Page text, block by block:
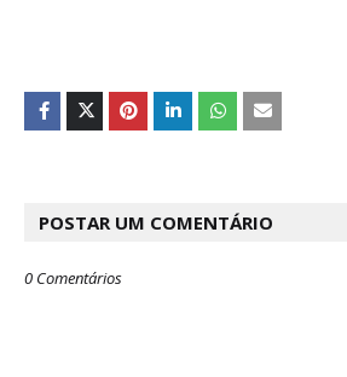
POSTAR UM COMENTÁRIO
0 Comentários